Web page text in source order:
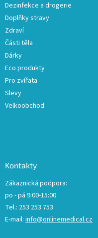
Dezinfekce a drogerie
Doplňky stravy
Zdraví
Části těla
Dárky
Eco produkty
Pro zvířata
Slevy
Velkoobchod
Kontakty
Zákaznická podpora:
po - pá 9:00-15:00
Tel.: 253 253 753
E-mail: info@onlinemedical.cz